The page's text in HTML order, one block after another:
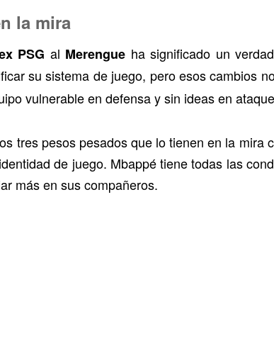
la mira
PSG al Merengue ha significado un
su sistema de juego, pero esos cambios
vulnerable en defensa y sin ideas en
tres pesos pesados que lo tienen en la
de juego. Mbappé tiene todas las
más en sus compañeros.